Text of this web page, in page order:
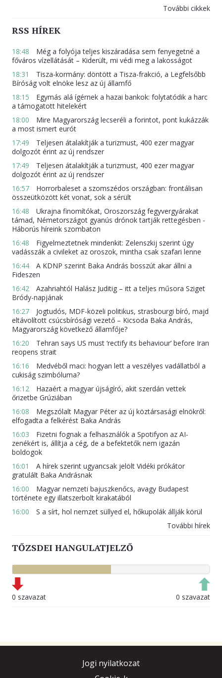
További cikkek
RSS HÍREK
18:48
Még a folyója teljes kiszáradása sem fenyegetné a
főváros vízellátását – Kiderült, mi védi meg a lakosságot
18:31
Tisza-kormány: döntött a Tisza-frakció, a Legfelsőbb
Bíróság volt elnöke lesz az új államfő
18:15
Egymás alá ígérnek a hazai bankok: folytatódik a harc
a támogatott hitelekért
18:00
Mire Magyarország lecseréli a forintot, pont kukázzák
a most ismert eurót
17:49
Teljesen átalakítják a turizmust, 400 ezer magyar
dolgozót érint az új rendszer
17:49
Teljesen átalakítják a turizmust, 400 ezer magyar
dolgozót érint az új rendszer
16:57
Horrorbaleset a szomszédos országban: frontálisan
összeütközött két vonat, sok a sérült
16:48
Ukrajna finomítókat, Oroszország fegyvergyárakat
támad, Németországot gyanús drónok tartják rettegésben -
Háborús híreink szombaton
16:48
Figyelmeztetnek mindenkit: Zelenszkij szerint úgy
vadásszák a civileket az oroszok, mintha csak szafari lenne
16:44
A KDNP szerint Baka András bosszút akar állni a
Fideszen
16:42
Azahriahtól Halász Juditig – itt a teljes műsora Sziget
Bródy-napjának
16:27
Jogtudós, MDF-közeli politikus, strasbourgi bíró, majd
eltávolított csúcsbírósági vezető – Kicsoda Baka András,
Magyarország következő államfője?
16:20
Tehran says US must ‘rectify its behaviour’ before Iran
reopens strait
16:16
Medvéből maci: hogyan lett a veszélyes vadállatból a
cukiság szimbóluma?
16:12
Hazaért a magyar újságíró, akit szerdán vettek
őrizetbe Grúziában
16:08
Megszólalt Magyar Péter az új köztársasági elnökről:
elfogadta a felkérést Baka András
16:03
Fizetni fognak a felhasználók a Spotifyon az AI-
zenékért is, állítja a cég, de a befektetők nem igazán
boldogok
16:01
A hírek szerint ugyancsak jelölt Vidéki prókátor
gratulált Baka Andrásnak
16:00
Magyar nemzeti bajuszkenőcs, avagy Budapest
története egy illatszerbolt kirakatából
16:00
S a sírt, hol nemzet süllyed el, hőkupolák állják körül
További hírek
TŐZSDEI HANGULATJELZŐ
0 szavazat 0 szavazat
Jogi nyilatkozat